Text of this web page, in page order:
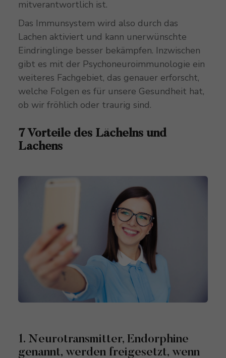
mitverantwortlich ist.
Das Immunsystem wird also durch das
Lachen aktiviert und kann unerwünschte
Eindringlinge besser bekämpfen. Inzwischen
gibt es mit der Psychoneuroimmunologie ein
weiteres Fachgebiet, das genauer erforscht,
welche Folgen es für unsere Gesundheit hat,
ob wir fröhlich oder traurig sind.
7 Vorteile des Lächelns und
Lachens
1. Neurotransmitter, Endorphine
genannt, werden freigesetzt, wenn